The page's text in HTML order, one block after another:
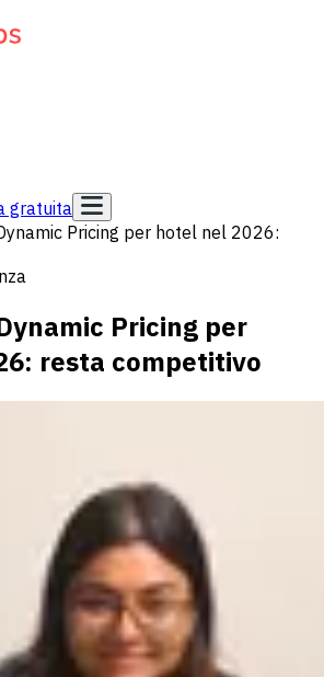
gratuita
Pricing per hotel nel 2026:
Pricing per
resta competitivo